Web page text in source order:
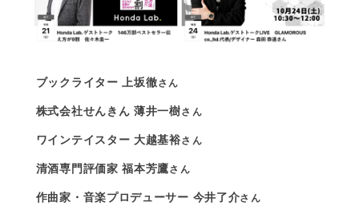
ブックライター 上坂徹さん
株式会社せんきん 薄井一樹さん
ワインテイスター 大越基裕さん
清酒専門評価家 福本芳鷹さん
作曲家・音楽プロデューサー 今井了介さん